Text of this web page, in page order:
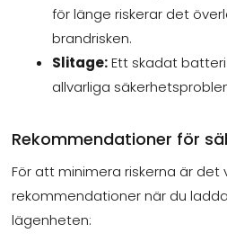
för länge riskerar det
brandrisken.
Slitage:Ett skadat
allvarliga
Rekommendationer för
För att minimera riskerna är
rekommendationer när du
lägenheten: